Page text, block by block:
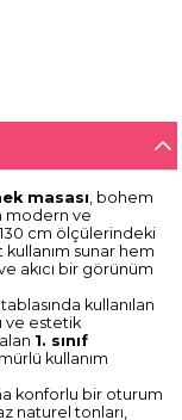
masası , bohem
modern ve
cm ölçülerindeki
sunar hem
akıcı bir görünüm
tablasında kullanılan
ve estetik
1. sınıf
kullanım
konforlu bir oturum
naturel tonları,